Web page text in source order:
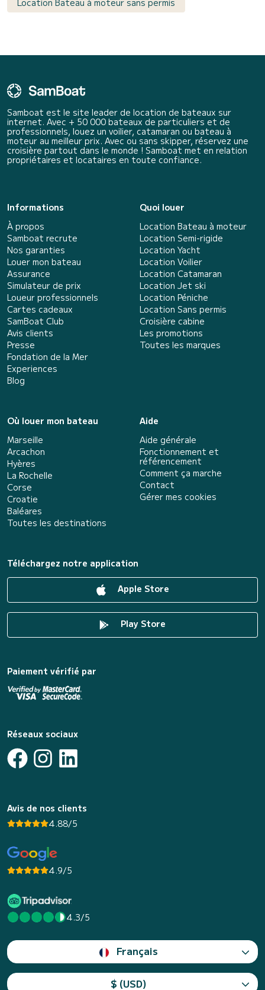
Samboat est le site leader de location de bateaux sur
internet. Avec + 50 000 bateaux de particuliers et de
professionnels, louez un voilier, catamaran ou bateau à
moteur au meilleur prix. Avec ou sans skipper, réservez une
croisière partout dans le monde ! Samboat met en relation
propriétaires et locataires en toute confiance.
Informations
À propos
Samboat recrute
Nos garanties
Louer mon bateau
Assurance
Simulateur de prix
Loueur professionnels
Cartes cadeaux
SamBoat Club
Avis clients
Presse
Fondation de la Mer
Experiences
Blog
Quoi louer
Location Bateau à moteur
Location Semi-rigide
Location Yacht
Location Voilier
Location Catamaran
Location Jet ski
Location Péniche
Location Sans permis
Croisière cabine
Les promotions
Toutes les marques
Où louer mon bateau
Marseille
Arcachon
Hyères
La Rochelle
Corse
Croatie
Baléares
Toutes les destinations
Aide
Aide générale
Fonctionnement et
référencement
Comment ça marche
Contact
Gérer mes cookies
Téléchargez notre application
Apple Store
Play Store
Paiement vérifié par
Réseaux sociaux
Avis de nos clients
4.88/5
4.9/5
4.3/5
Français
$ (USD)